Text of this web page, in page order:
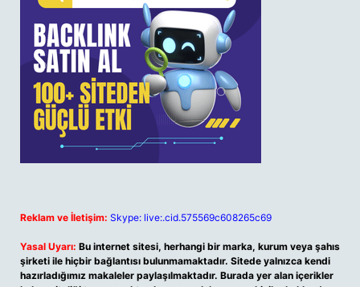
Reklam ve İletişim: Skype: live:.cid.575569c608265c69
Yasal Uyarı: Bu internet sitesi, herhangi bir marka, kurum veya şahıs
şirketi ile hiçbir bağlantısı bulunmamaktadır. Sitede yalnızca kendi
hazırladığımız makaleler paylaşılmaktadır. Burada yer alan içerikler